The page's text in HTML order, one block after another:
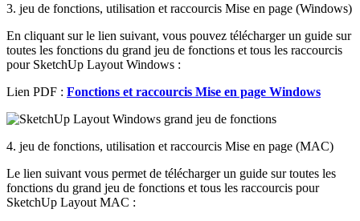
3. jeu de fonctions, utilisation et raccourcis Mise en page (Windows)
En cliquant sur le lien suivant, vous pouvez télécharger un guide sur
toutes les fonctions du grand jeu de fonctions et tous les raccourcis
pour SketchUp Layout Windows :
Lien PDF : Fonctions et raccourcis Mise en page Windows
4. jeu de fonctions, utilisation et raccourcis Mise en page (MAC)
Le lien suivant vous permet de télécharger un guide sur toutes les
fonctions du grand jeu de fonctions et tous les raccourcis pour
SketchUp Layout MAC :